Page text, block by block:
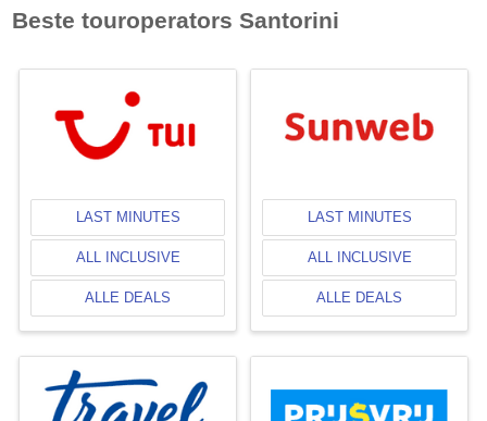
Beste touroperators Santorini
LAST MINUTES
ALL INCLUSIVE
ALLE DEALS
LAST MINUTES
ALL INCLUSIVE
ALLE DEALS